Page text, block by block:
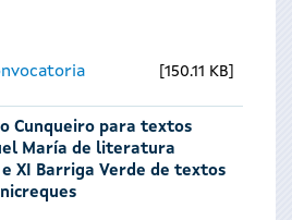
150.11 KB
Cunqueiro para textos
María de literatura
XI Barriga Verde de textos